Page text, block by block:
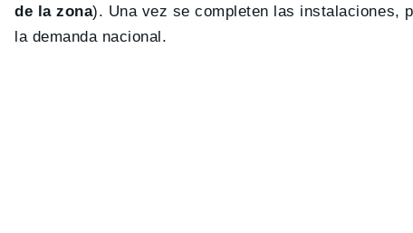
de la zona). Una vez se completen las instalaciones,
la demanda nacional.